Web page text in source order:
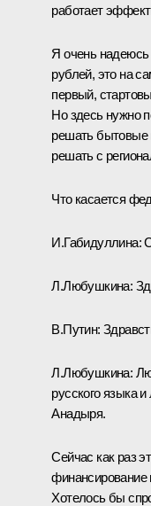
работает
Я очень
рублей, это на
первый,
Но здесь нужно
решать бытовые
решать с
Что касается
И.Габидуллина:
Л.Любушкина:
В.Путин:
Л.Любушкина:
русского языка
Анадыря.
Сейчас как раз
Хотелось бы